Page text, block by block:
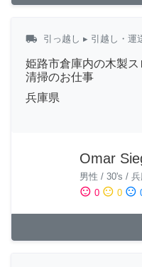
local_shipping 引っ越し ▸ 引越し・運
姫路市倉庫内の木製
清掃のお仕事
兵庫県
Omar
男性 / 30's /
sentiment_satisfied 0 sentiment_neutral 0 sentiment_dissatisfied